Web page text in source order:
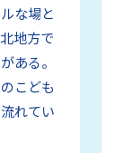
な場と
地方で
ある。
こども
れてい